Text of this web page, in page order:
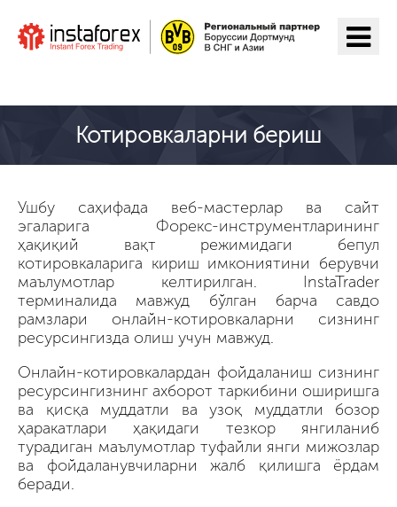
Котировкаларни бериш
Ушбу саҳифада веб-мастерлар ва сайт
эгаларига Форекс-инструментларининг
ҳақиқий вақт режимидаги бепул
котировкаларига кириш имкониятини берувчи
маълумотлар келтирилган. InstaTrader
терминалида мавжуд бўлган барча савдо
рамзлари онлайн-котировкаларни сизнинг
ресурсингизда олиш учун мавжуд.
Онлайн-котировкалардан фойдаланиш сизнинг
ресурсингизнинг ахборот таркибини оширишга
ва қисқа муддатли ва узоқ муддатли бозор
ҳаракатлари ҳақидаги тезкор янгиланиб
турадиган маълумотлар туфайли янги мижозлар
ва фойдаланувчиларни жалб қилишга ёрдам
беради.